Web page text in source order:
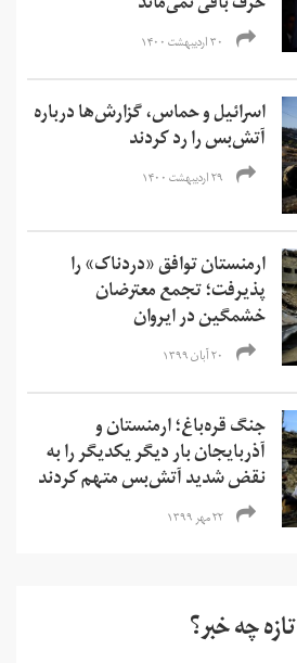
۳۰ اردیبهشت ۱۴۰۰
اسرائیل و حماس، گزارش‌ها درباره
آتش‌بس را رد کردند
۲۹ اردیبهشت ۱۴۰۰
ارمنستان توافق «دردناک» را
پذیرفت؛ تجمع معترضان
خشمگین در ایروان
۲۰ آبان ۱۳۹۹
جنگ قره‌باغ؛ ارمنستان و
آذربایجان بار دیگر یکدیگر را به
نقض شدید آتش‌بس متهم کردند
۲۲ مهر ۱۳۹۹
تازه چه خبر؟